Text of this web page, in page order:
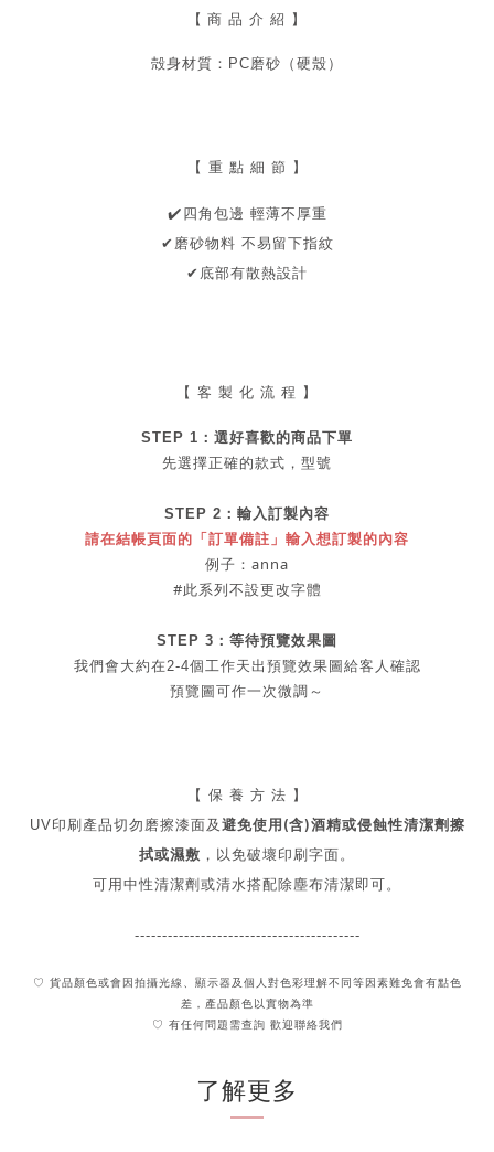
【 商 品 介 紹 】
殻身材質：PC磨砂（硬殼）
【 重 點 細 節 】
✔ ️四角包邊 輕薄不厚重
✔磨砂物料 不易留下指紋
✔底部有散熱設計
【 客 製 化 流 程 】
STEP 1： 選好喜歡的商品下單
先選擇正確的款式，型號
STEP 2： 輸入訂製內容
請在結帳頁面的「訂單備註」輸入想訂製的內容
例子：anna
#此系列不設更改字體
STEP 3：等待預覽效果圖
我們會大約在2-4個工作天出 預覽效果圖給客人確認
預覽圖可作一次微調～
【 保 養 方 法 】
UV印刷產品切勿磨擦漆面及 避免使用(含)酒精或侵蝕性清潔劑擦
拭或濕敷 ，以免破壞印刷字面。
可用中性清潔劑或清水搭配除塵布清潔即可。
-----------------------------------------
♡ 貨品顏色或會因拍攝光線、顯示器及個人對色彩理解不同 等因素難免會有點色
差，產品顏色以實物為準
♡ 有任何問題需查詢 歡迎聯絡我們
了解更多